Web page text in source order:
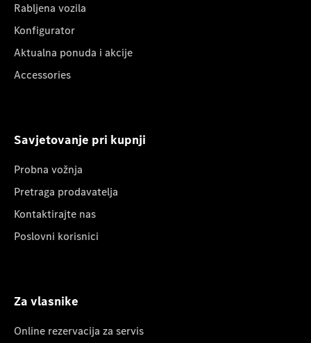
Rabljena vozila
Konfigurator
Aktualna ponuda i akcije
Accessories
Savjetovanje pri kupnji
Probna vožnja
Pretraga prodavatelja
Kontaktirajte nas
Poslovni korisnici
Za vlasnike
Online rezervacija za servis